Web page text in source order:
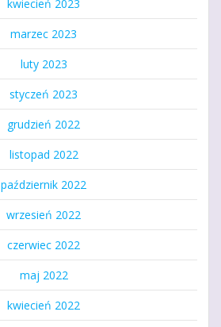
kwiecień 2023
marzec 2023
luty 2023
styczeń 2023
grudzień 2022
listopad 2022
październik 2022
wrzesień 2022
czerwiec 2022
maj 2022
kwiecień 2022